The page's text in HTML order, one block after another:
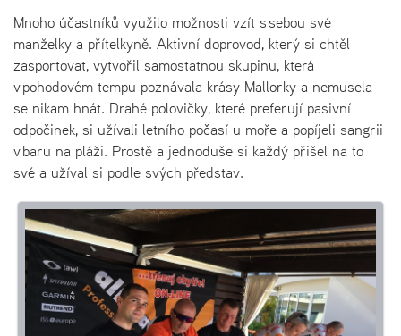
Mnoho účastníků využilo možnosti vzít s sebou své
manželky a přítelkyně. Aktivní doprovod, který si chtěl
zasportovat, vytvořil samostatnou skupinu, která
v pohodovém tempu poznávala krásy Mallorky a nemusela
se nikam hnát. Drahé polovičky, které preferují pasivní
odpočinek, si užívali letního počasí u moře a popíjeli sangrii
v baru na pláži. Prostě a jednoduše si každý přišel na to
své a užíval si podle svých představ.